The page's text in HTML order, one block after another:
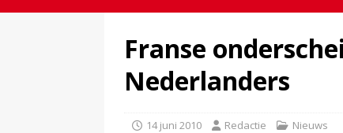
Franse
Nederlanders
14 juni 2010 Redactie Nieuws